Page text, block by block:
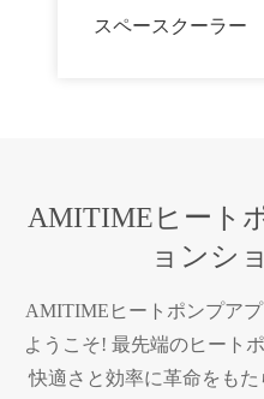
スペースクーラー
AMITIMEヒート
ョンシ
AMITIMEヒートポンプア
ようこそ! 最先端のヒート
快適さと効率に革命をも